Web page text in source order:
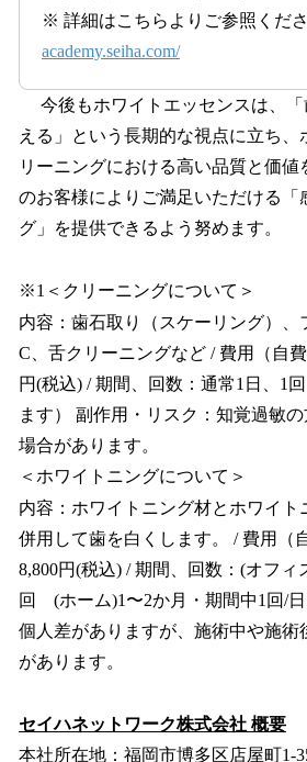
※ 詳細はこちらよりご参照くださ
academy.seiha.com/
今後もホワイトエッセンスは、「
える」という長期的な視点に立ち、
リーニングにおける高い品質と価値
のお客様によりご満足いただける「
グ」を提供できるよう努めます。
※1＜クリーニングについて＞
内容：歯石取り（スケーリング）、
C、舌クリーニングなど / 費用（自
円(税込) / 期間、回数：通常1日、1
ます） 副作用・リスク：知覚過敏
場合があります。
＜ホワイトニングについて＞
内容：ホワイトニング材とホワイト
併用して歯を白くします。 / 費用（
8,800円(税込) / 期間、回数：(オフィ
回 (ホーム)1〜2か月・期間中1回/日
個人差がありますが、施術中や施術
があります。
セイハネットワーク株式会社 概要
本社所在地：福岡市博多区店屋町1-